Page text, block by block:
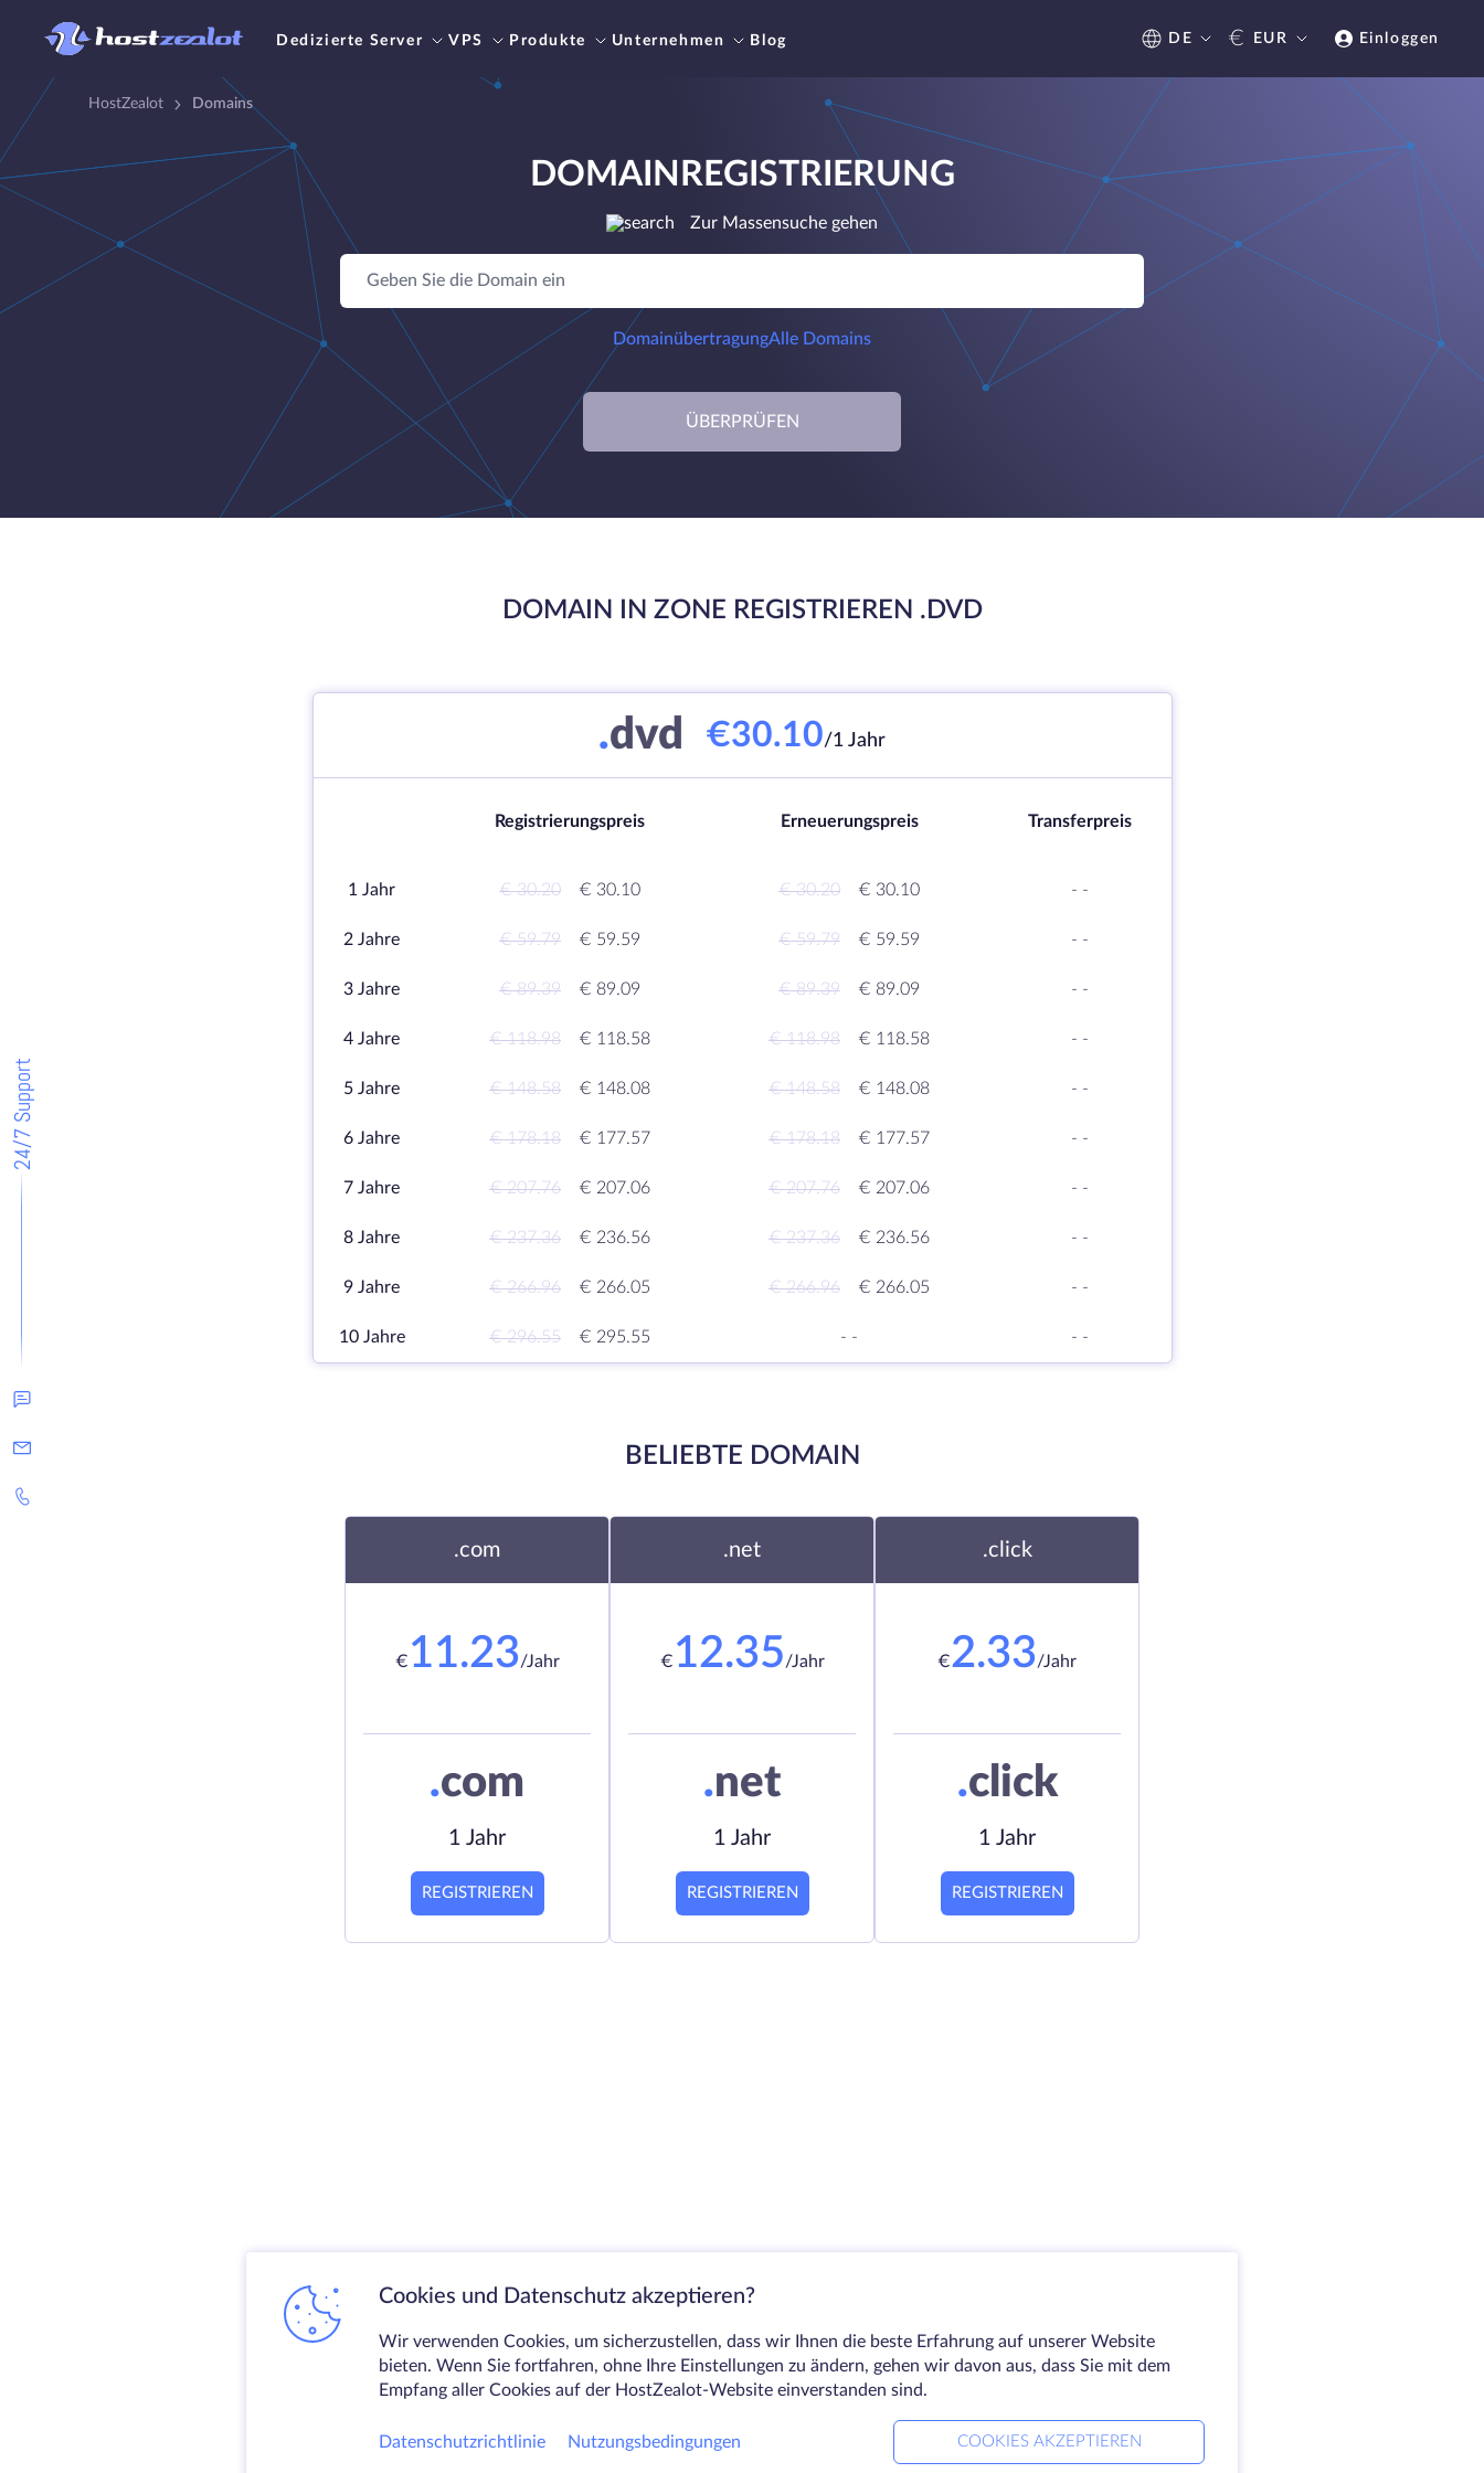
Dedizierte Server VPS Produkte Unternehmen Blog DE € EUR Einloggen
24/7 Support
HostZealot Domains
DOMAINREGISTRIERUNG
Zur Massensuche gehen
DomainübertragungAlle Domains
ÜBERPRÜFEN
DOMAIN IN ZONE REGISTRIEREN .DVD
.dvd €30.10/1 Jahr
Registrierungspreis Erneuerungspreis Transferpreis
1 Jahr € 30.20 € 30.10 € 30.20 € 30.10 - -
2 Jahre € 59.79 € 59.59 € 59.79 € 59.59 - -
3 Jahre € 89.39 € 89.09 € 89.39 € 89.09 - -
4 Jahre € 118.98 € 118.58 € 118.98 € 118.58 - -
5 Jahre € 148.58 € 148.08 € 148.58 € 148.08 - -
6 Jahre € 178.18 € 177.57 € 178.18 € 177.57 - -
7 Jahre € 207.76 € 207.06 € 207.76 € 207.06 - -
8 Jahre € 237.36 € 236.56 € 237.36 € 236.56 - -
9 Jahre € 266.96 € 266.05 € 266.96 € 266.05 - -
10 Jahre € 296.55 € 295.55 - - - -
BELIEBTE DOMAIN
.com
€ 11.23/Jahr
.com
1 Jahr
REGISTRIEREN
.net
€ 12.35/Jahr
.net
1 Jahr
REGISTRIEREN
.click
€2.33/Jahr
.click
1 Jahr
REGISTRIEREN
Cookies und Datenschutz akzeptieren?
Wir verwenden Cookies, um sicherzustellen, dass wir Ihnen die beste Erfahrung auf unserer Website
bieten. Wenn Sie fortfahren, ohne Ihre Einstellungen zu ändern, gehen wir davon aus, dass Sie mit dem
Empfang aller Cookies auf der HostZealot-Website einverstanden sind.
Datenschutzrichtlinie Nutzungsbedingungen COOKIES AKZEPTIEREN